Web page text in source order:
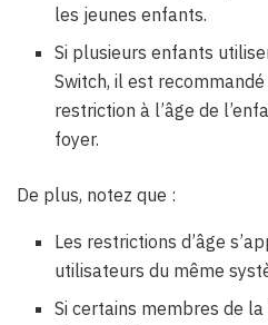
les jeunes enfants.
Si plusieurs enfants
Switch, il est
restriction à l’âge de
foyer.
De plus, notez que :
Les restrictions d’âge
utilisateurs du même
Si certains membres de